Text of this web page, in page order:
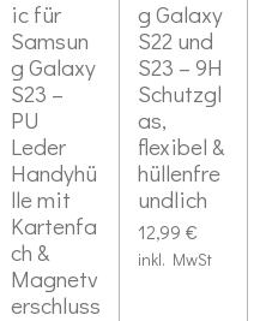
ic für
Samsun
g Galaxy
S23 –
PU
Leder
Handyhü
lle mit
Kartenfa
ch &
Magnetv
erschluss
g Galaxy
S22 und
S23 – 9H
Schutzgl
as,
flexibel &
hüllenfre
undlich
12,99 €
inkl. MwSt